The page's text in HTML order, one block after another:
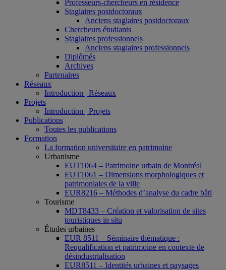
Professeurs-chercheurs en résidence
Stagiaires postdoctoraux
Anciens stagiaires postdoctoraux
Chercheurs étudiants
Stagiaires professionnels
Anciens stagiaires professionnels
Diplômés
Archives
Partenaires
Réseaux
Introduction | Réseaux
Projets
Introduction | Projets
Publications
Toutes les publications
Formation
La formation universitaire en patrimoine
Urbanisme
EUT1064 – Patrimoine urbain de Montréal
EUT1061 – Dimensions morphologiques et
patrimoniales de la ville
EUR8216 – Méthodes d’analyse du cadre bâti
Tourisme
MDT8433 – Création et valorisation de sites
touristiques in situ
Études urbaines
EUR 8511 – Séminaire thématique :
Requalification et patrimoine en contexte de
désindustrialisation
EUR8511 – Identités urbaines et paysages